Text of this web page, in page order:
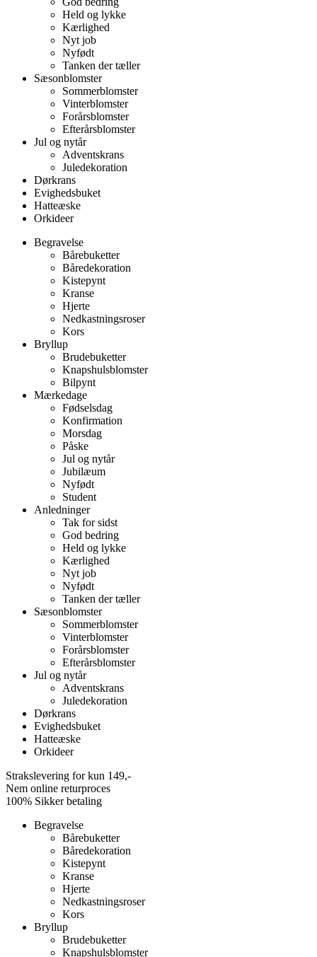
Held og lykke
Kærlighed
Nyt job
Nyfødt
Tanken der tæller
Sæsonblomster
Sommerblomster
Vinterblomster
Forårsblomster
Efterårsblomster
Jul og nytår
Adventskrans
Juledekoration
Dørkrans
Evighedsbuket
Hatteæske
Orkideer
Begravelse
Bårebuketter
Båredekoration
Kistepynt
Kranse
Hjerte
Nedkastningsroser
Kors
Bryllup
Brudebuketter
Knapshulsblomster
Bilpynt
Mærkedage
Fødselsdag
Konfirmation
Morsdag
Påske
Jul og nytår
Jubilæum
Nyfødt
Student
Anledninger
Tak for sidst
God bedring
Held og lykke
Kærlighed
Nyt job
Nyfødt
Tanken der tæller
Sæsonblomster
Sommerblomster
Vinterblomster
Forårsblomster
Efterårsblomster
Jul og nytår
Adventskrans
Juledekoration
Dørkrans
Evighedsbuket
Hatteæske
Orkideer
Strakslevering for kun 149,-
Nem online returproces
100% Sikker betaling
Begravelse
Bårebuketter
Båredekoration
Kistepynt
Kranse
Hjerte
Nedkastningsroser
Kors
Bryllup
Brudebuketter
Knapshulsblomster